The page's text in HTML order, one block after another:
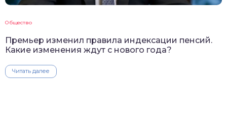
Общество
Премьер изменил правила индексации пенсий.
Какие изменения ждут с нового года?
Читать далее